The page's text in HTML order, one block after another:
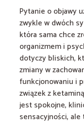
Pytanie o objawy
zwykle w dwóch
która sama chce
organizmem i
dotyczy bliskich,
zmiany w
funkcjonowaniu i
związek z
jest spokojne,
sensacyjności,